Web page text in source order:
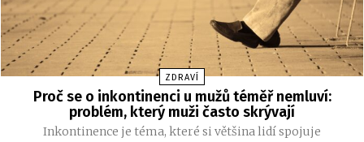
ZDRAVÍ
Proč se o inkontinenci u mužů téměř nemluví:
problém, který muži často skrývají
Inkontinence je téma, které si většina lidí spojuje